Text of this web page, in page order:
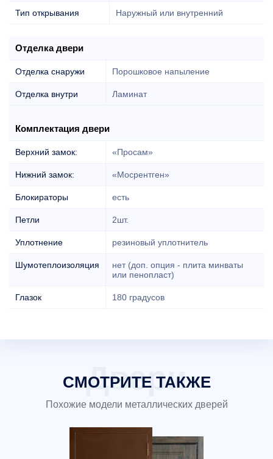
Тип открывания Наружный или внутренний
Отделка двери
Отделка снаружи Порошковое напыление
Отделка внутри Ламинат
Комплектация двери
Верхний замок: «Просам»
Нижний замок: «Мосрентген»
Блокираторы есть
Петли 2шт.
Уплотнение резиновый уплотнитель
Шумотеплоизоляция
нет (доп. опция - плита минваты
или пенопласт)
Глазок 180 градусов
СМОТРИТЕ ТАКЖЕ
Похожие модели металлических дверей